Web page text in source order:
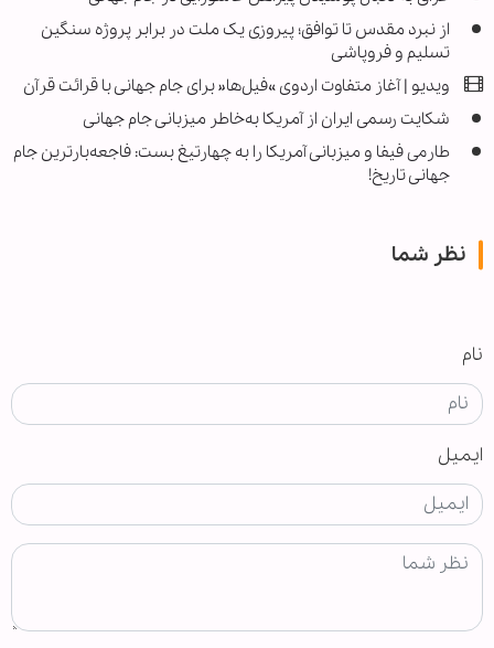
از نبرد مقدس تا توافق؛ پیروزی یک ملت در برابر پروژه سنگین
تسلیم و فروپاشی
ویدیو | آغاز متفاوت اردوی »فیل‌ها« برای جام جهانی با قرائت قرآن
شکایت رسمی ایران از آمریکا به‌خاطر میزبانی جام جهانی
طارمی فیفا و میزبانی آمریکا را به چهارتیغ بست: فاجعه‌بارترین جام
جهانی تاریخ!
نظر شما
نام
ایمیل